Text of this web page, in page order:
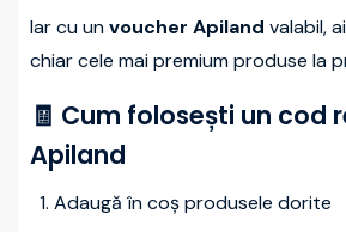
Iar cu unvoucher Apiland valabil,
chiar cele mai premium produse la
🧾 Cum folosești un cod
Apiland
Adaugă în coș produsele dorite